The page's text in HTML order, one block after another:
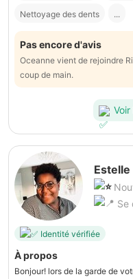
Nettoyage des dents ...
Pas encore d'avis
Oceanne vient de rejoindre
coup de main.
Estelle
Se
Identité vérifiée
À propos
Bonjour! lors de la garde de